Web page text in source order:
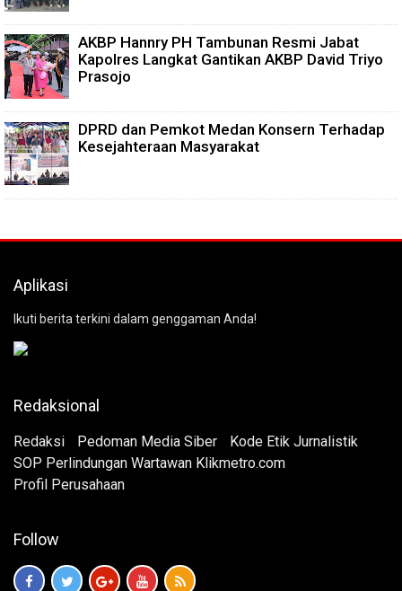
AKBP Hannry PH Tambunan Resmi Jabat
Kapolres Langkat Gantikan AKBP David Triyo
Prasojo
DPRD dan Pemkot Medan Konsern Terhadap
Kesejahteraan Masyarakat
Aplikasi
Ikuti berita terkini dalam genggaman Anda!
Redaksional
Redaksi Pedoman Media Siber
Kode Etik Jurnalistik
SOP Perlindungan Wartawan Klikmetro.com
Profil Perusahaan
Follow